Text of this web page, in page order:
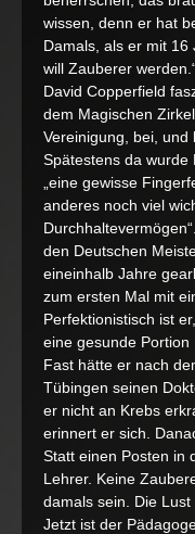
wissen, denn er hat
Damals, als er mit 16
will Zauberer
David Copperfield
dem Magischen
Vereinigung, bei, und
Spätestens da wurde
„eine gewisse
anderes noch viel
den Deutschen
eineinhalb Jahre
zum ersten Mal mit
Perfektionistisch ist
eine gesunde Portion
Fast hätte er nach
Tübingen seinen
er nicht an Krebs
erinnert er sich.
Statt einen Posten in
Lehrer. Keine
damals sein. Die
Jetzt ist der